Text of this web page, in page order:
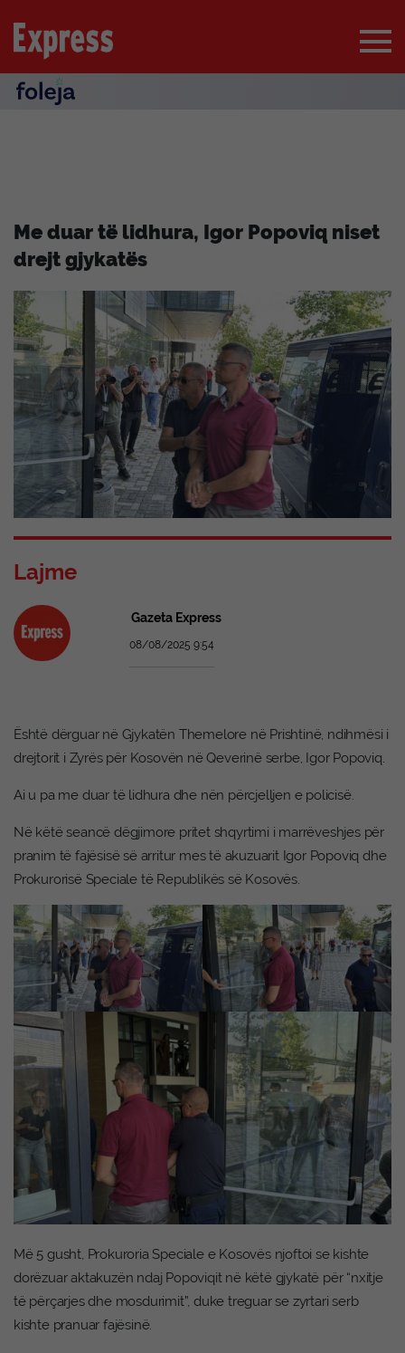
Me duar të lidhura, Igor Popoviq niset
drejt gjykatës
Lajme
Gazeta Express
08/08/2025 9:54
Është dërguar në Gjykatën Themelore në Prishtinë, ndihmësi i
drejtorit i Zyrës për Kosovën në Qeverinë serbe, Igor Popoviq.
Ai u pa me duar të lidhura dhe nën përcjelljen e policisë.
Në këtë seancë dëgjimore pritet shqyrtimi i marrëveshjes për
pranim të fajësisë së arritur mes të akuzuarit Igor Popoviq dhe
Prokurorisë Speciale të Republikës së Kosovës.
Më 5 gusht, Prokuroria Speciale e Kosovës njoftoi se kishte
dorëzuar aktakuzën ndaj Popoviqit në këtë gjykatë për “nxitje
të përçarjes dhe mosdurimit”, duke treguar se zyrtari serb
kishte pranuar fajësinë.